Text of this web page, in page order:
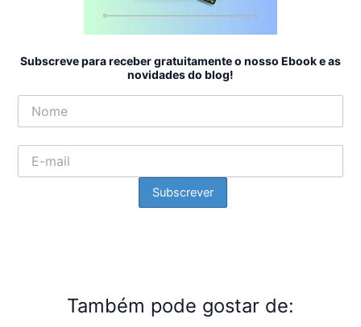
Subscreve para receber gratuitamente o nosso Ebook e as
novidades do blog!
Também pode gostar de: